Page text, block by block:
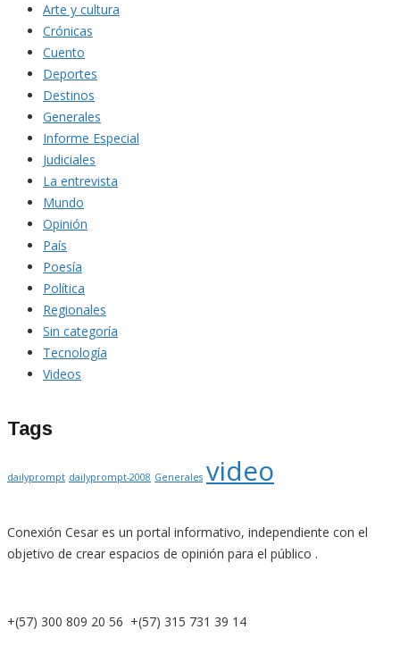
Arte y cultura
Crónicas
Cuento
Deportes
Destinos
Generales
Informe Especial
Judiciales
La entrevista
Mundo
Opinión
País
Poesía
Política
Regionales
Sin categoría
Tecnología
Videos
Tags
dailyprompt dailyprompt-2008 Generales video
Conexión Cesar es un portal informativo, independiente con el
objetivo de crear espacios de opinión para el público .
+(57) 300 809 20 56 +(57) 315 731 39 14